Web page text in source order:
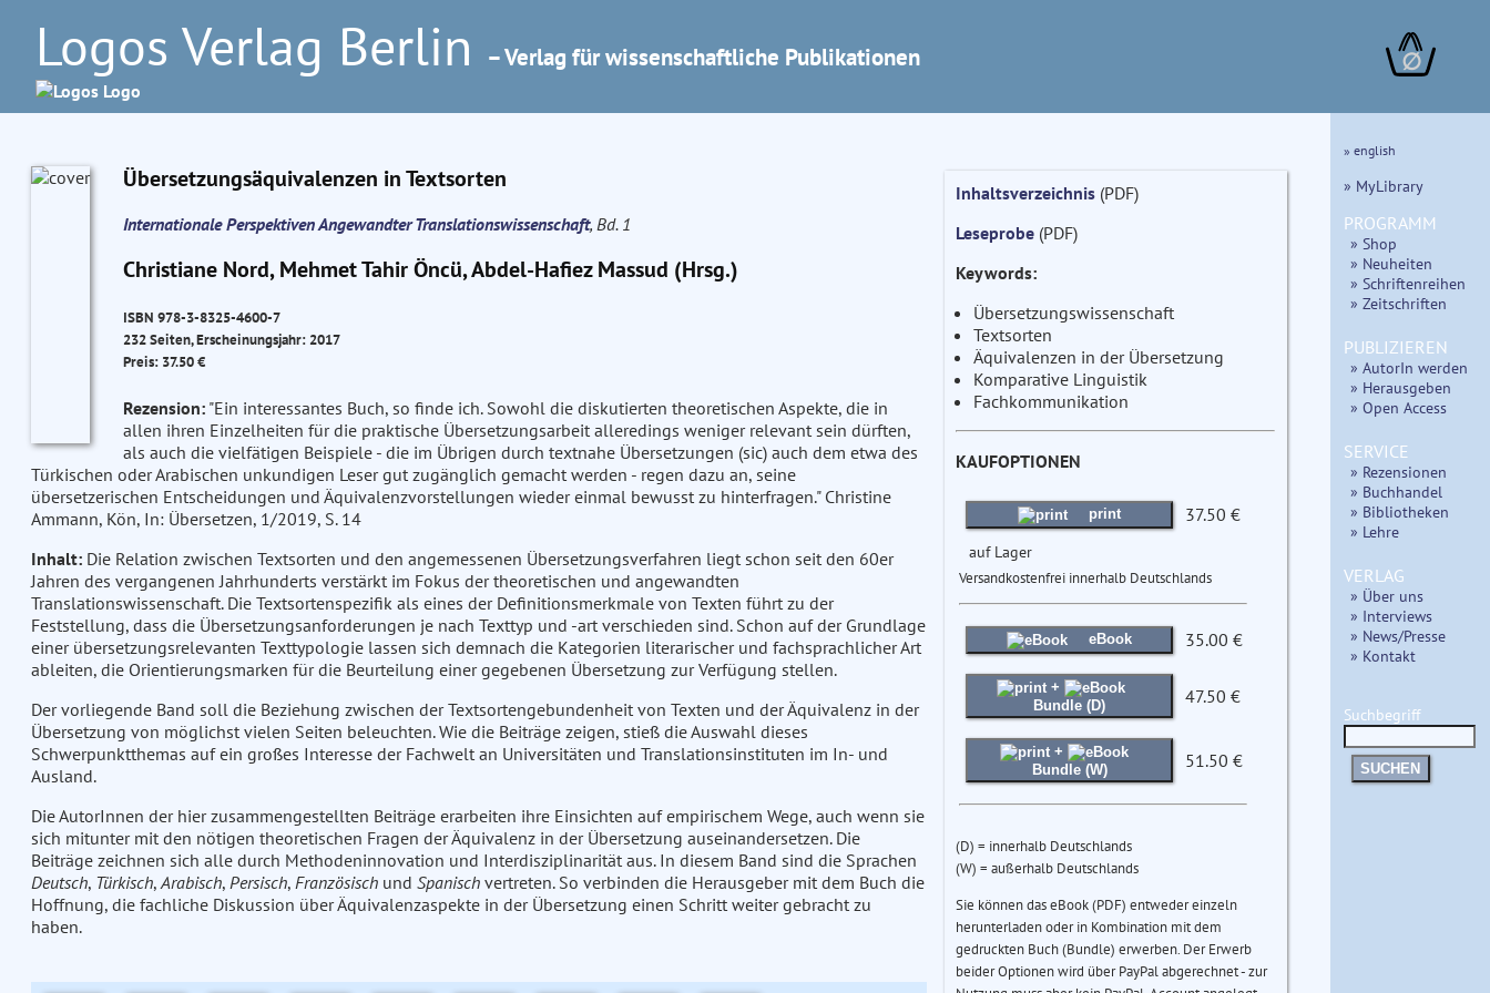
Logos Verlag Berlin – Verlag für wissenschaftliche Publikationen ∅
Übersetzungsäquivalenzen in Textsorten
Internationale Perspektiven Angewandter Translationswissenschaft, Bd. 1
Christiane Nord, Mehmet Tahir Öncü, Abdel-Hafiez Massud (Hrsg.)
ISBN 978-3-8325-4600-7
232 Seiten, Erscheinungsjahr: 2017
Preis: 37.50 €
Rezension:"Ein interessantes Buch, so finde ich. Sowohl die diskutierten theoretischen Aspekte, die in
allen ihren Einzelheiten für die praktische Übersetzungsarbeit alleredings weniger relevant sein dürften,
als auch die vielfätigen Beispiele - die im Übrigen durch textnahe Übersetzungen (sic) auch dem etwa des
Türkischen oder Arabischen unkundigen Leser gut zugänglich gemacht werden - regen dazu an, seine
übersetzerischen Entscheidungen und Äquivalenzvorstellungen wieder einmal bewusst zu hinterfragen." Christine
Ammann, Kön, In: Übersetzen, 1/2019, S. 14
Inhalt:Die Relation zwischen Textsorten und den angemessenen Übersetzungsverfahren liegt schon seit den 60er
Jahren des vergangenen Jahrhunderts verstärkt im Fokus der theoretischen und angewandten
Translationswissenschaft. Die Textsortenspezifik als eines der Definitionsmerkmale von Texten führt zu der
Feststellung, dass die Übersetzungsanforderungen je nach Texttyp und -art verschieden sind. Schon auf der Grundlage
einer übersetzungsrelevanten Texttypologie lassen sich demnach die Kategorien literarischer und fachsprachlicher Art
ableiten, die Orientierungsmarken für die Beurteilung einer gegebenen Übersetzung zur Verfügung stellen.
Der vorliegende Band soll die Beziehung zwischen der Textsortengebundenheit von Texten und der Äquivalenz in der
Übersetzung von möglichst vielen Seiten beleuchten. Wie die Beiträge zeigen, stieß die Auswahl dieses
Schwerpunktthemas auf ein großes Interesse der Fachwelt an Universitäten und Translationsinstituten im In- und
Ausland.
Die AutorInnen der hier zusammengestellten Beiträge erarbeiten ihre Einsichten auf empirischem Wege, auch wenn sie
sich mitunter mit den nötigen theoretischen Fragen der Äquivalenz in der Übersetzung auseinandersetzen. Die
Beiträge zeichnen sich alle durch Methodeninnovation und Interdisziplinarität aus. In diesem Band sind die Sprachen
Deutsch, Türkisch,Arabisch, Persisch, Französischund Spanischvertreten. So verbinden die Herausgeber mit dem Buch die
Hoffnung, die fachliche Diskussion über Äquivalenzaspekte in der Übersetzung einen Schritt weiter gebracht zu
haben.
Inhaltsverzeichnis(PDF)
Leseprobe(PDF)
Keywords:
Übersetzungswissenschaft
Textsorten
Äquivalenzen in der Übersetzung
Komparative Linguistik
Fachkommunikation
KAUFOPTIONEN
print 37.50 €
auf Lager
Versandkostenfrei innerhalb Deutschlands
eBook 35.00 €
+
Bundle (D)
47.50 €
+
Bundle (W)
51.50 €
(D) = innerhalb Deutschlands
(W) = außerhalb Deutschlands
Sie können das eBook (PDF) entweder einzeln
herunterladen oder in Kombination mit dem
gedruckten Buch (Bundle) erwerben. Der Erwerb
beider Optionen wird über PayPal abgerechnet - zur
» english
» MyLibrary
PROGRAMM
» Shop
» Neuheiten
» Schriftenreihen
» Zeitschriften
PUBLIZIEREN
» AutorIn werden
» Herausgeben
» Open Access
SERVICE
» Rezensionen
» Buchhandel
» Bibliotheken
» Lehre
VERLAG
» Über uns
» Interviews
» News/Presse
» Kontakt
Suchbegriff
SUCHEN